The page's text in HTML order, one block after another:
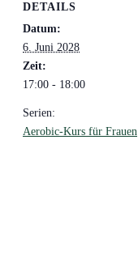
DETAILS
Datum:
6. Juni 2028
Zeit:
17:00 - 18:00
Serien:
Aerobic-Kurs für Frauen